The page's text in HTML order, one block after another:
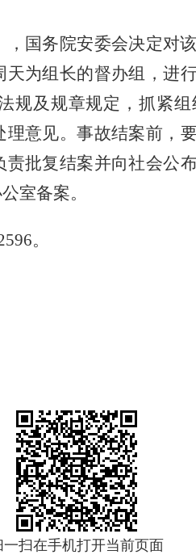
国务院安委会决定对
为组长的督办组，进
规及规章规定，抓紧
意见。事故结案前，
批复结案并向社会公
室备案。
。
一扫在手机打开当前页面